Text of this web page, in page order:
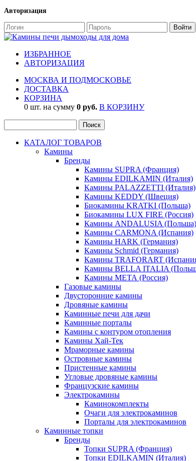
Авторизация
ИЗБРАННОЕ
АВТОРИЗАЦИЯ
МОСКВА И ПОДМОСКОВЬЕ
ДОСТАВКА
КОРЗИНА
0 шт. на сумму 0 руб. В КОРЗИНУ
КАТАЛОГ ТОВАРОВ
Камины
Бренды
Камины SUPRA (Франция)
Камины EDILKAMIN (Италия)
Камины PALAZZETTI (Италия)
Камины KEDDY (Швеция)
Биокамины KRATKI (Польша)
Биокамины LUX FIRE (Россия)
Камины ANDALUSIA (Польша)
Камины CARMONA (Испания)
Камины HARK (Германия)
Камины Schmid (Германия)
Камины TRAFORART
Камины BELLA ITALIA
Камины МЕТА (Россия)
Газовые камины
Двусторонние камины
Дровяные камины
Каминные печи для дачи
Каминные порталы
Камины с контуром отопления
Камины Хай-Тек
Мраморные камины
Островные камины
Пристенные камины
Угловые дровяные камины
Французские камины
Электрокамины
Каминокомплекты
Очаги для электрокаминов
Порталы для электрокаминов
Каминные топки
Бренды
Топки SUPRA (Франция)
Топки EDILKAMIN (Италия)